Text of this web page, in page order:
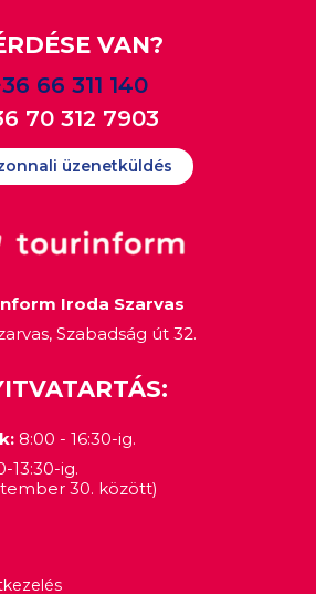
VAN?
66 311 140
70 312 7903
üzenetküldés
Iroda Szarvas
Szabadság út 32.
8:00 - 16:30-ig.
13:30-ig.
30. között)